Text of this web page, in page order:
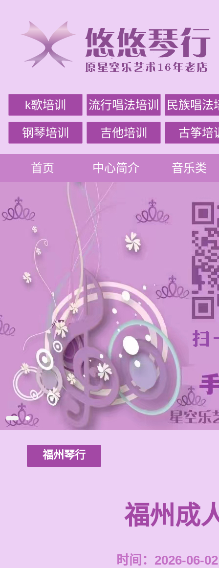
k歌培训 流行唱法培训 民族唱法
钢琴培训 吉他培训 古筝培
首页 中心简介 音乐类
福州琴行
福州成
时间：2026-06-